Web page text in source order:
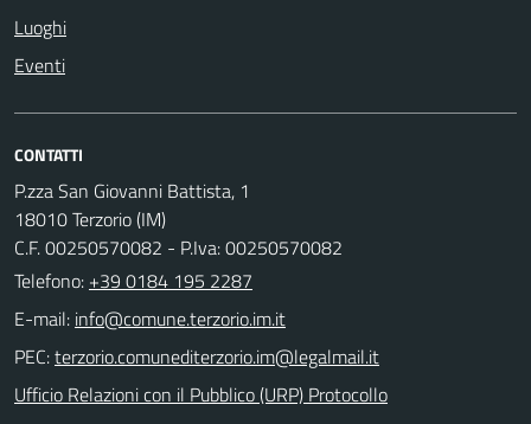
Luoghi
Eventi
CONTATTI
P.zza San Giovanni Battista, 1
18010 Terzorio (IM)
C.F. 00250570082 - P.Iva: 00250570082
Telefono: +39 0184 195 2287
E-mail:
PEC:
Ufficio Relazioni con il Pubblico (URP) Protocollo